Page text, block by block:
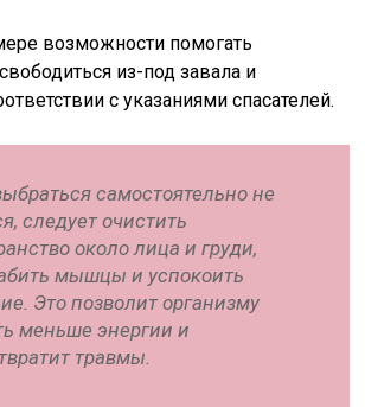
возможности помогать
из-под завала и
с указаниями спасателей.
самостоятельно не
следует очистить
около лица и груди,
мышцы и успокоить
Это позволит организму
меньше энергии и
травмы.